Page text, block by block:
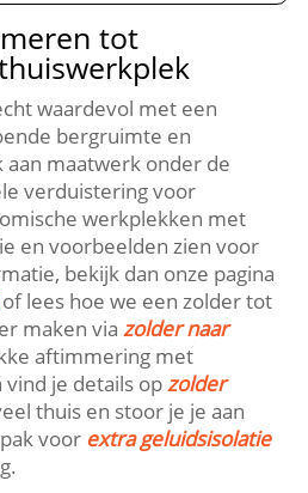
tot
waardevol met een
bergruimte en
maatwerk onder de
verduistering voor
werkplekken met
en voorbeelden zien voor
bekijk dan onze pagina
lees hoe we een zolder tot
maken viazolder naar
aftimmering met
vind je details opzolder
thuis en stoor je je aan
voor extra geluidsisolatie